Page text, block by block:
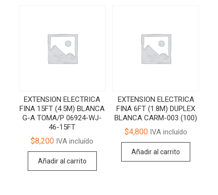
EXTENSION ELECTRICA
FINA 15FT (4.5M) BLANCA
G-A TOMA/P 06924-WJ-
46-15FT
$8,200 IVA incluído
Añadir al carrito
EXTENSION ELECTRICA
FINA 6FT (1.8M) DUPLEX
BLANCA CARM-003 (100)
$4,800IVA incluído
Añadir al carrito